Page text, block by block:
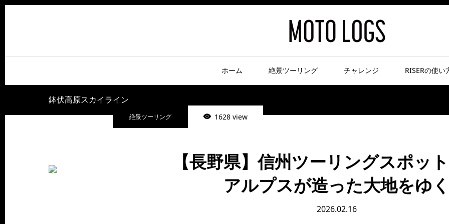
ホーム 絶景ツーリング チャレンジ RISERの使い
鉢伏高原スカイライン
絶景ツーリング
1628 view
【長野県】信州ツーリングスポット
アルプスが造った大地をゆく
2026.02.16